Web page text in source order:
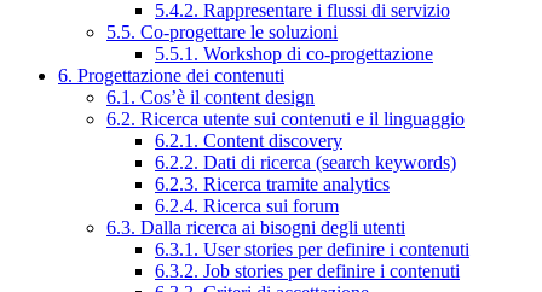
5.4.2. Rappresentare i flussi di servizio
5.5. Co-progettare le soluzioni
5.5.1. Workshop di co-progettazione
6. Progettazione dei contenuti
6.1. Cos’è il content design
6.2. Ricerca utente sui contenuti e il linguaggio
6.2.1. Content discovery
6.2.2. Dati di ricerca (search keywords)
6.2.3. Ricerca tramite analytics
6.2.4. Ricerca sui forum
6.3. Dalla ricerca ai bisogni degli utenti
6.3.1. User stories per definire i contenuti
6.3.2. Job stories per definire i contenuti